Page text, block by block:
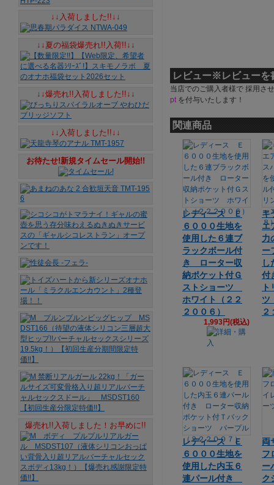
レビュー※レビューを
当店でのご購入者様で 採用さ
ptを付与いたします！
関連商品
レディース Ｅ
６０００生地を
使用した６連ブ
ラックボール付
き ローター収
納ポケット付Ｇ
ストショーツ
ホワイト（２２
２００６）
1,993円(税込)
キ
エ
力
ー
し
付
ツ
２
レディース Ｅ
６０００生地を
使用した内玉６
連パール付き
両
フ
ー
ク
↓↓入荷しました!!↓↓
↓↓夏の福袋爆売れ!!入荷!!↓↓
↓↓爆売れ!!入荷しました!!↓↓
↓↓入荷しました!!↓↓
お待たせ!新規タイムセール開始!!
爆売れ!!入荷しました！お早めに!!